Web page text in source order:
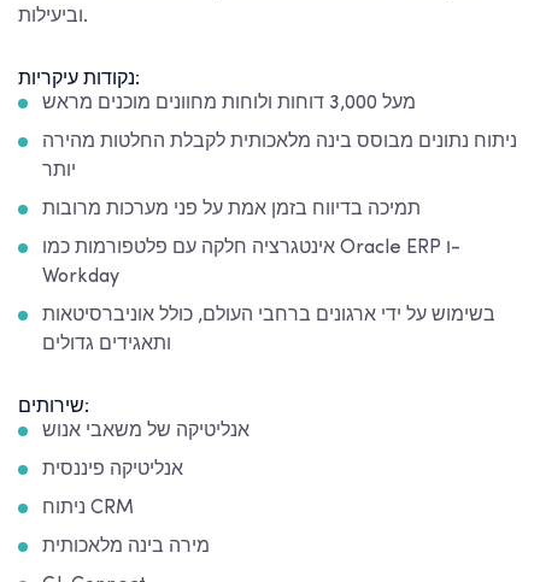
וביעילות.
נקודות עיקריות:
מעל 3,000 דוחות ולוחות מחוונים מוכנים מראש
ניתוח נתונים מבוסס בינה מלאכותית לקבלת החלטות מהירה
יותר
תמיכה בדיווח בזמן אמת על פני מערכות מרובות
אינטגרציה חלקה עם פלטפורמות כמו Oracle ERP ו-
Workday
בשימוש על ידי ארגונים ברחבי העולם, כולל אוניברסיטאות
ותאגידים גדולים
שירותים:
אנליטיקה של משאבי אנוש
אנליטיקה פיננסית
ניתוח CRM
מירה בינה מלאכותית